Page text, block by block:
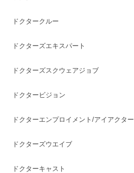
ドクタークルー
ドクターズエキスパート
ドクターズスクウェアジョブ
ドクタービジョン
ドクターエンプロイメント/アイアクター
ドクターズウエイブ
ドクターキャスト